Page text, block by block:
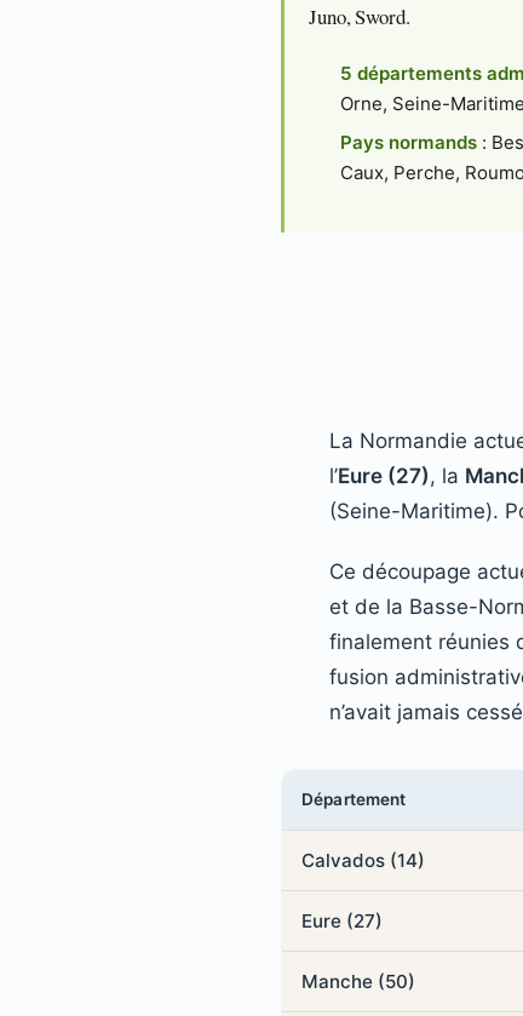
Juno, Sword.
5 départements
Orne, Seine-
Pays normands:
Caux, Perche,
La Normandie
l’Eure (27), la
(Seine-Maritime).
Ce découpage
et de la Basse-
finalement réunies
fusion
n’avait jamais
Département
Calvados (14)
Eure (27)
Manche (50)